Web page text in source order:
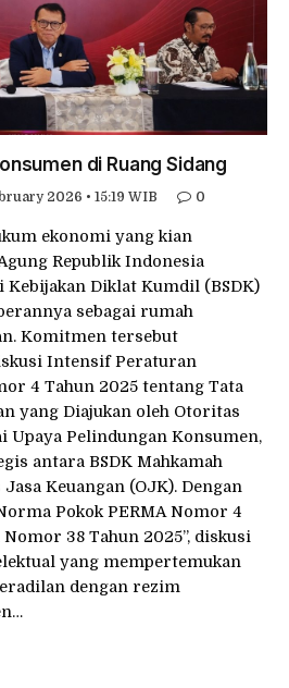
di Ruang Sidang
2026 • 15:19 WIB 0
ekonomi yang kian
Republik Indonesia
Kebijakan Diklat Kumdil (BSDK)
sebagai rumah
Komitmen tersebut
Intensif Peraturan
4 Tahun 2025 tentang Tata
yang Diajukan oleh Otoritas
Upaya Pelindungan Konsumen,
antara BSDK Mahkamah
Keuangan (OJK). Dengan
Pokok PERMA Nomor 4
38 Tahun 2025”, diskusi
yang mempertemukan
dengan rezim